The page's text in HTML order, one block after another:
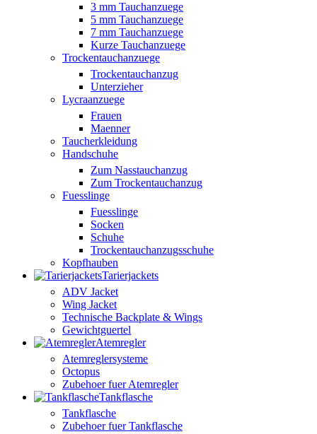
3 mm Tauchanzuege
5 mm Tauchanzuege
7 mm Tauchanzuege
Kurze Tauchanzuege
Trockentauchanzuege
Trockentauchanzug
Unterzieher
Lycraanzuege
Frauen
Maenner
Taucherkleidung
Handschuhe
Zum Nasstauchanzug
Zum Trockentauchanzug
Fuesslinge
Fuesslinge
Socken
Schuhe
Trockentauchanzugsschuhe
Kopfhauben
Tarierjackets
ADV Jacket
Wing Jacket
Technische Backplate & Wings
Gewichtguertel
Atemregler
Atemreglersysteme
Octopus
Zubehoer fuer Atemregler
Tankflasche
Tankflasche
Zubehoer fuer Tankflasche